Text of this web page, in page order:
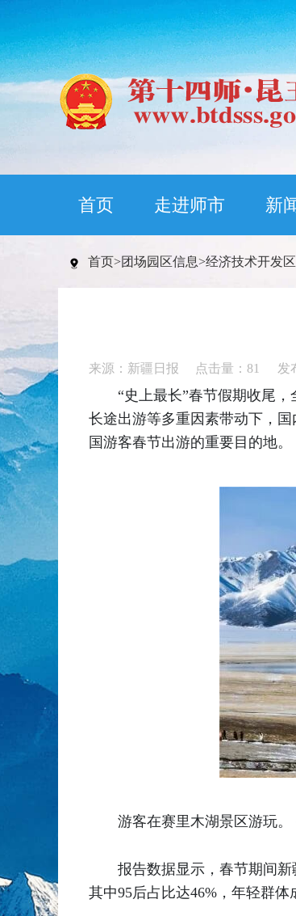
首页 走进师市 新
首页>团场园区信息>经济技术开发区
来源：新疆日报 点击量： 81 发
“史上最长”春节假期收尾
长途出游等多重因素带动下，
国游客春节出游的重要目的地。
游客在赛里木湖景区游玩
报告数据显示，春节期间
其中95后占比达46%，年轻群体